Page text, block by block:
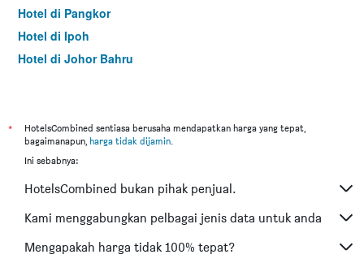
Hotel di Pangkor
Hotel di Ipoh
Hotel di Johor Bahru
Hotel di Kuching
Hotel di Tokyo
Hotel di Bangkok
Hotel di Putrajaya
Hotel di Shah Alam
*
HotelsCombined sentiasa berusaha mendapatkan harga yang tepat,
bagaimanapun, harga tidak dijamin.
Ini sebabnya:
HotelsCombined bukan pihak penjual.
Kami menggabungkan pelbagai jenis data untuk anda
Mengapakah harga tidak 100% tepat?